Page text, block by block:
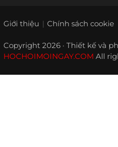
Giới thiệu Chính sách cookie
Copyright 2026 · Thiết kế và
HOCHOIMOINGAY.COM All